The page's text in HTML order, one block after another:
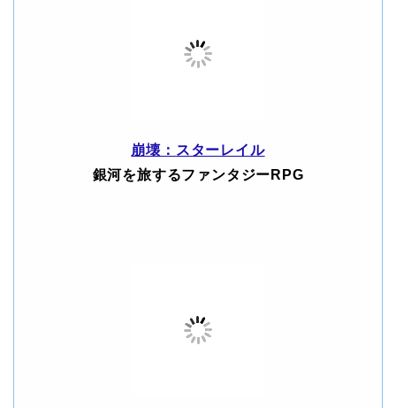
崩壊：スターレイル
銀河を旅するファンタジーRPG